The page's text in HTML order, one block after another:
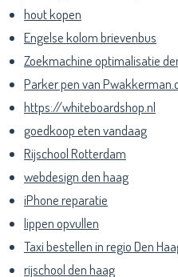
hout kopen
Engelse kolom brievenbus
Zoekmachine optimalisatie
Parker pen van
https://whiteboardshop.nl
goedkoop eten vandaag
Rijschool Rotterdam
webdesign den haag
iPhone reparatie
lippen opvullen
Taxi bestellen in regio Den
rijschool den haag